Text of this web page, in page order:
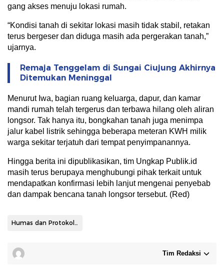
gang akses menuju lokasi rumah.
“Kondisi tanah di sekitar lokasi masih tidak stabil, retakan
terus bergeser dan diduga masih ada pergerakan tanah,”
ujarnya.
Remaja Tenggelam di Sungai Ciujung Akhirnya
Ditemukan Meninggal
Menurut Iwa, bagian ruang keluarga, dapur, dan kamar
mandi rumah telah tergerus dan terbawa hilang oleh aliran
longsor. Tak hanya itu, bongkahan tanah juga menimpa
jalur kabel listrik sehingga beberapa meteran KWH milik
warga sekitar terjatuh dari tempat penyimpanannya.
Hingga berita ini dipublikasikan, tim Ungkap Publik.id
masih terus berupaya menghubungi pihak terkait untuk
mendapatkan konfirmasi lebih lanjut mengenai penyebab
dan dampak bencana tanah longsor tersebut. (Red)
Humas dan Protokoler Pemkab Lebak
Tim Redaksi